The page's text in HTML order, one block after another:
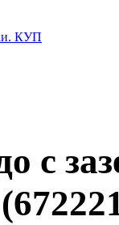
КУП
с